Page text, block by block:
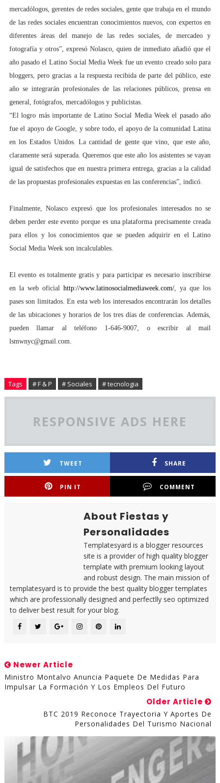
mercadólogos, gerentes de redes sociales, gente que trabaja en el mundo
de las redes sociales encuentran conocimientos nuevos, con expertos en
diferentes áreas del manejo de las redes sociales, de mercadeo y
fotografía y otros”, expresó Nolasco, quien de inmediato añadió que el
año pasado el Latino Social Media Week fue un evento creado solo para
bloggers, pero gracias a la respuesta recibida de parte del público, este
año se integrarán profesionales de las relaciones públicos, prensa en
general, fotógrafos, mercadólogos y publicistas.
“El logro más importante de Latino Social Media Week el pasado año
fue el apoyo de Google, y sobre todo, el apoyo de la comunidad Latina
en los Estados Unidos. La cantidad de gente que vino, que este año,
claramente será superada. Queremos que este año los asistentes se vayan
igual de satisfechos que en nuestra primera entrega, gracias a la calidad
de las propuestas profesionales expuestas en las conferencias”, indicó.
Finalmente, Nolasco expresó que los profesionales interesados no se
deben perder este evento porque es una plataforma precisamente creada
para ellos y los conocimientos que se pueden adquirir en el Latino
Social Media Week son incalculables.
El evento es totalmente gratis y para participar es necesario inscribirse
en la web oficial http://www.latinosocialmediaweek.com/, ya que los
pases son limitados. En esta web los interesados encontrarán los detalles
de las ubicaciones y horarios de los tres días de conferencias. Además,
pueden llamar al teléfono 1-646-9007, o escribir al mail
lsmwnyc@gmail.com.
Tags # F & P # Sociales # tecnologia
RESPONSIVE ADS HERE
TWEET SHARE
PIN IT COMMENT
About Fiestas y
Personalidades
Templatesyard is a blogger resources
site is a provider of high quality blogger
template with premium looking layout
and robust design. The main mission of
templatesyard is to provide the best quality blogger templates
which are professionally designed and perfectlly seo optimized
to deliver best result for your blog.
Newer Article
Ministro Montalvo Anuncia Paquete De Medidas Para
Impulsar La Formación Y Los Empleos Del Futuro
Older Article
BTC 2019 Reconoce Trayectoria Y Aportes De
Personalidades Del Turismo Nacional